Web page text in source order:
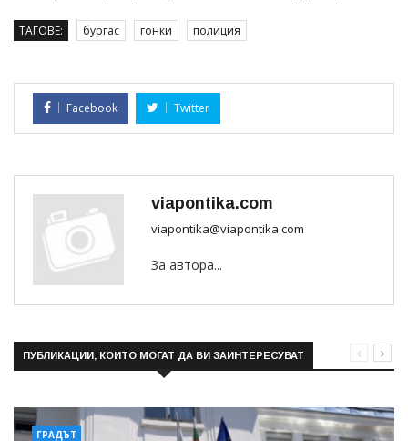
ТАГОВЕ: бургас гонки полиция
Facebook Twitter
viapontika.com
viapontika@viapontika.com
За автора...
ПУБЛИКАЦИИ, КОИТО МОГАТ ДА ВИ ЗАИНТЕРЕСУВАТ
ГРАДЪТ